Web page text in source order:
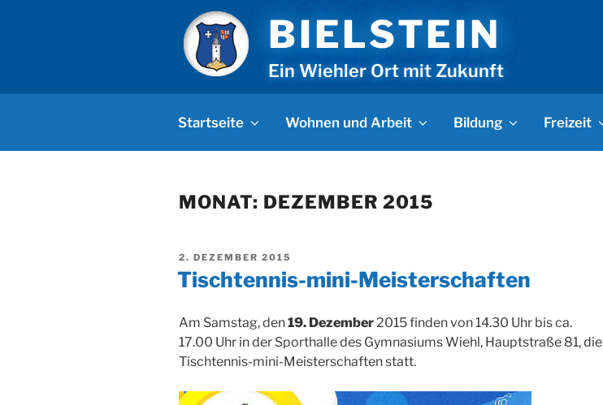
BIELSTEIN
Ein Wiehler Ort mit Zukunft
Startseite Wohnen und Arbeit Bildung Freizeit
MONAT: DEZEMBER 2015
VERÖFFENTLICHT
AM
2. DEZEMBER 2015
Tischtennis-mini-Meisterschaften
Am Samstag, den19. Dezember 2015 finden von 14.30 Uhr bis ca.
17.00 Uhr in der Sporthalle des Gymnasiums Wiehl, Hauptstraße 81, die
Tischtennis-mini-Meisterschaften statt.